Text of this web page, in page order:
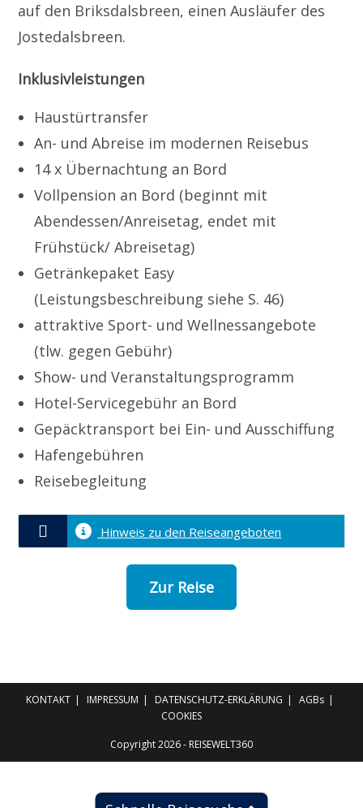
auf den Briksdalsbreen, einen Ausläufer des
Jostedalsbreen.
Inklusivleistungen
Haustürtransfer
An- und Abreise im modernen Reisebus
14 x Übernachtung an Bord
Vollpension an Bord (beginnt mit
Abendessen/Anreisetag, endet mit
Frühstück/ Abreisetag)
Getränkepaket Easy
(Leistungsbeschreibung siehe S. 46)
attraktive Sport- und Wellnessangebote
(tlw. gegen Gebühr)
Show- und Veranstaltungsprogramm
Hotel-Servicegebühr an Bord
Gepäcktransport bei Ein- und Ausschiffung
Hafengebühren
Reisebegleitung
Hinweis zu den Reiseangeboten
Zur Reise
KONTAKT IMPRESSUM DATENSCHUTZ-ERKLÄRUNG
AGBs
COOKIES
Copyright 2026 - REISEWELT360